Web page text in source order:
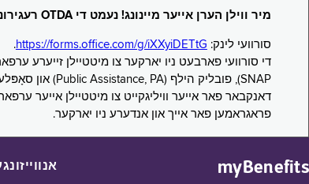
מיר ווילן הערן אייער מיינונג! נעמט די OTDA רעגירונג בענעפיטן סורוועי!
סורוועי לינק: https://forms.office.com/g/iXXyiDETtG
.
דאנקבאר פאר אייער וויליגקייט צו מיטטיילן אייער
פראגראמען פאר אייך און אנדערע ניו יארקער.
myBenefits